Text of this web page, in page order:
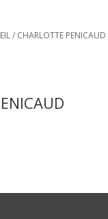
/ CHARLOTTE PENICAUD